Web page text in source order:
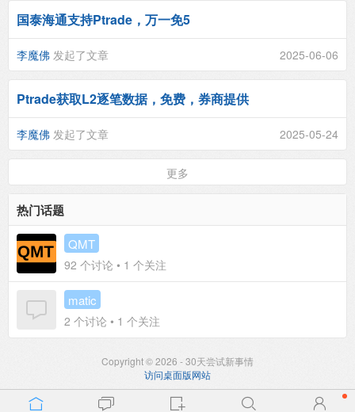
国泰海通支持Ptrade，万一免5
李魔佛 发起了文章 2025-06-06
Ptrade获取L2逐笔数据，免费，券商提供
李魔佛 发起了文章 2025-05-24
更多
热门话题
QMT
92 个讨论 • 1 个关注
matic
2 个讨论 • 1 个关注
Copyright © 2026 - 30天尝试新事情
访问桌面版网站